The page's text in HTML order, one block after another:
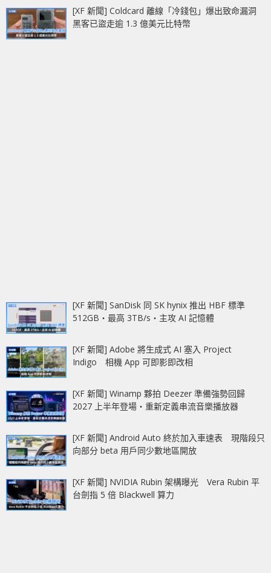
[XF 新聞] Coldcard 離線「冷錢包」爆出致命漏洞
黑客已盜走逾 1.3 億美元比特幣
[XF 新聞] SanDisk 同 SK hynix 推出 HBF 標準
512GB‧最高 3TB/s‧主攻 AI 記憶體
[XF 新聞] Adobe 將生成式 AI 塞入 Project
Indigo 相機 App 可即影即改相
[XF 新聞] Winamp 夥拍 Deezer 準備強勢回歸
2027 上半年登場‧重新定義串流音樂播放器
[XF 新聞] Android Auto 終於加入車速表 現階段只
向部分 beta 用戶同少數地區開放
[XF 新聞] NVIDIA Rubin 架構曝光 Vera Rubin 平
台劍指 5 倍 Blackwell 算力